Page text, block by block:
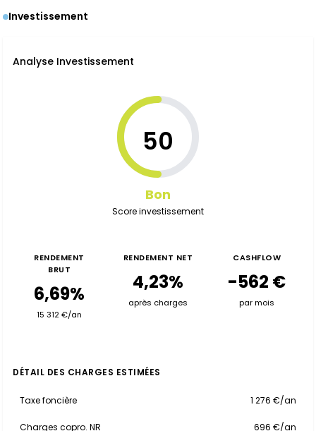
Investissement
Analyse Investissement
50
Bon
Score investissement
RENDEMENT
BRUT
6,69%
15 312 €/an
RENDEMENT NET
4,23%
après charges
CASHFLOW
-562 €
par mois
DÉTAIL DES CHARGES ESTIMÉES
Taxe foncière 1 276 €/an
Charges copro. NR 696 €/an